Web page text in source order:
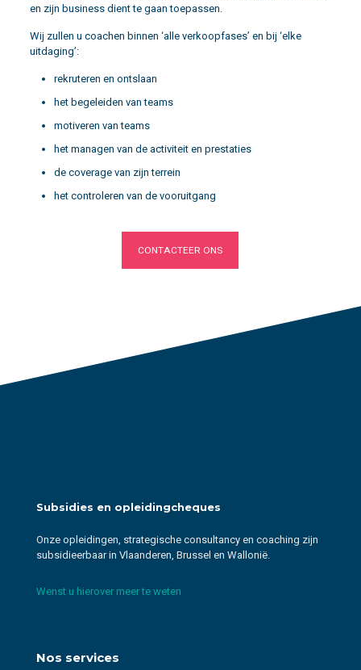
en zijn business dient te gaan toepassen.
Wij zullen u coachen binnen ‘alle verkoopfases’ en bij ‘elke
uitdaging’:
rekruteren en ontslaan
het begeleiden van teams
motiveren van teams
het managen van de activiteit en prestaties
de coverage van zijn terrein
het controleren van de vooruitgang
CONTACTEER ONS
Subsidies en opleidingcheques
Onze opleidingen, strategische consultancy en coaching zijn
subsidieerbaar in Vlaanderen, Brussel en Wallonië.
Wenst u hierover meer te weten
Nos services